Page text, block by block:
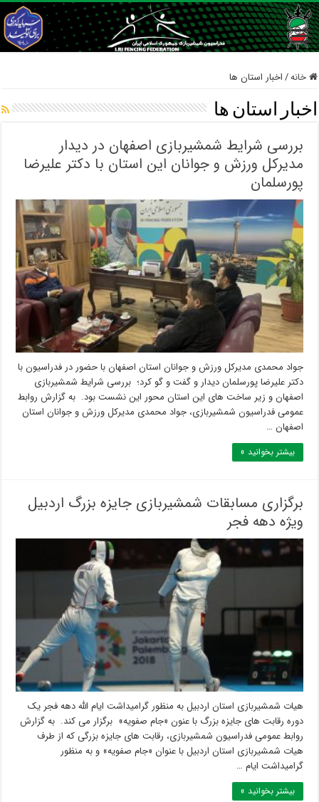
خانه/اخبار استان ها
اخبار استان ها
بررسی شرایط شمشیربازی اصفهان در دیدار
مدیرکل ورزش و جوانان این استان با دکتر علیرضا
پورسلمان
جواد محمدی مدیرکل ورزش و جوانان استان اصفهان با حضور در فدراسیون با
دکتر علیرضا پورسلمان دیدار و گفت و گو کرد؛ بررسی شرایط شمشیربازی
اصفهان و زیر ساخت های این استان محور این نشست بود. به گزارش روابط
عمومی فدراسیون شمشیربازی، جواد محمدی مدیرکل ورزش و جوانان استان
اصفهان …
بیشتر بخوانید »
برگزاری مسابقات شمشیربازی جایزه بزرگ اردبیل
ویژه دهه فجر
هیات شمشیربازی استان اردبیل به منظور گرامیداشت ایام الله دهه فجر یک
دوره رقابت های جایزه بزرگ با عنون «جام صفویه» برگزار می کند. به گزارش
روابط عمومی فدراسیون شمشیربازی، رقابت های جایزه بزرگی که از طرف
هیات شمشیربازی استان اردبیل با عنوان «جام صفویه» و به منظور
گرامیداشت ایام …
بیشتر بخوانید »